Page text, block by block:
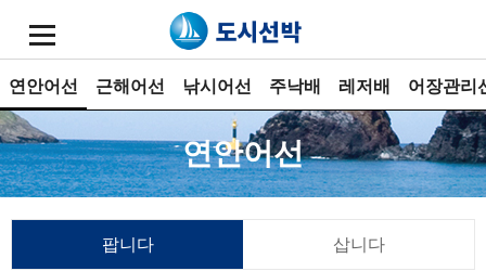
연안어선 근해어선 낚시어선 주낙배 레저배 어장관리
연안어선
팝니다 삽니다